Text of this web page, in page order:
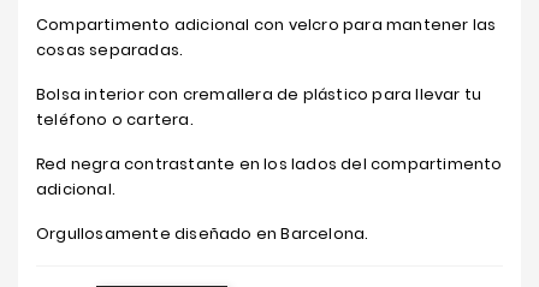
Compartimento adicional con velcro para mantener las
cosas separadas.
Bolsa interior con cremallera de plástico para llevar tu
teléfono o cartera.
Red negra contrastante en los lados del compartimento
adicional.
Orgullosamente diseñado en Barcelona.